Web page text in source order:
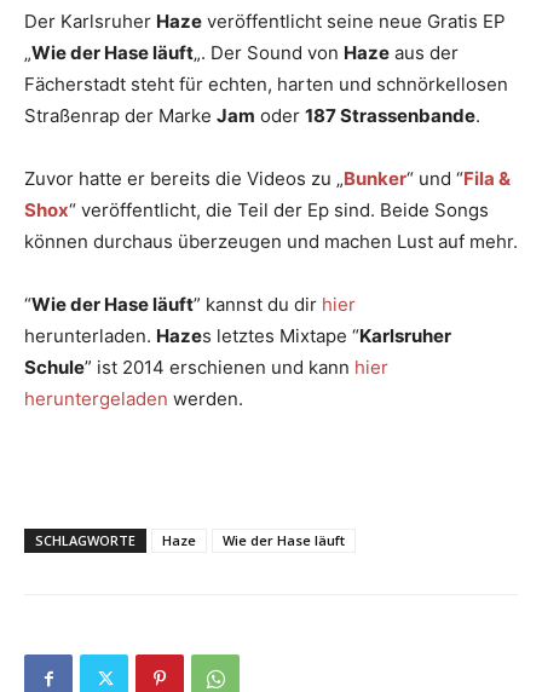
Der Karlsruher Haze veröffentlicht seine neue Gratis EP
„Wie der Hase läuft„. Der Sound von Haze aus der
Fächerstadt steht für echten, harten und schnörkellosen
Straßenrap der Marke Jam oder 187 Strassenbande.
Zuvor hatte er bereits die Videos zu „Bunker“ und “Fila &
Shox“ veröffentlicht, die Teil der Ep sind. Beide Songs
können durchaus überzeugen und machen Lust auf mehr.
“Wie der Hase läuft” kannst du dir hier
herunterladen. Hazes letztes Mixtape “Karlsruher
Schule” ist 2014 erschienen und kann hier
heruntergeladen werden.
SCHLAGWORTE Haze Wie der Hase läuft